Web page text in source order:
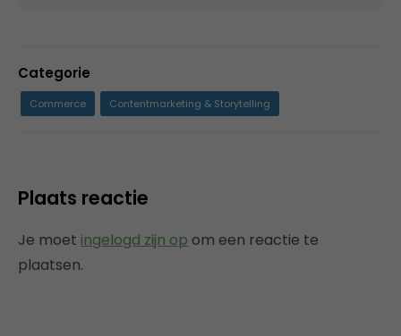
Categorie
Commerce Contentmarketing & Storytelling
Plaats reactie
Je moet ingelogd zijn op om een reactie te
plaatsen.